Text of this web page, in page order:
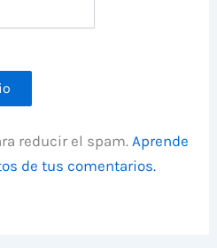
reducir el spam.Aprende
de tus comentarios.